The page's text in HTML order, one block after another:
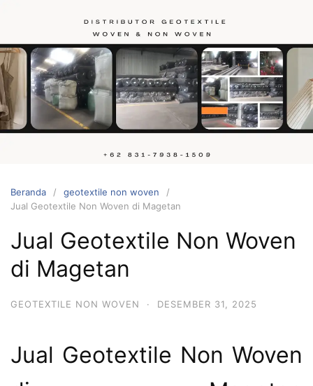
konten
Hubungi
kami
Beranda
geotextile non woven
Jual Geotextile Non Woven di Magetan
Jual Geotextile Non Woven
di Magetan
GEOTEXTILE NON WOVEN · DESEMBER 31, 2025
Jual Geotextile Non Woven